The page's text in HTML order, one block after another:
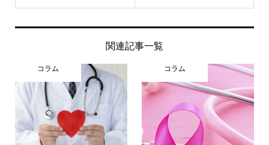
関連記事一覧
コラム コラム